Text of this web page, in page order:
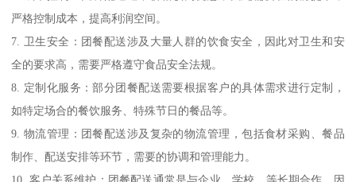
严格控制成本，提高利润空间。
7. 卫生安全：团餐配送涉及大量人群的饮食安全，因此对卫生和安
全的要求高，需要严格遵守食品安全法规。
8. 定制化服务：部分团餐配送需要根据客户的具体需求进行定制，
如特定场合的餐饮服务、特殊节日的餐品等。
9. 物流管理：团餐配送涉及复杂的物流管理，包括食材采购、餐品
制作、配送安排等环节，需要的协调和管理能力。
10. 客户关系维护：团餐配送通常是与企业、学校、等长期合作，因